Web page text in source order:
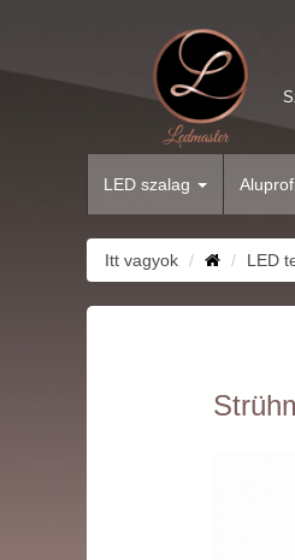
LED szalag
Itt vagyok LED